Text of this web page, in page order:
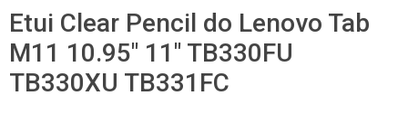
Etui Clear Pencil do Lenovo Tab
M11 10.95″ 11″ TB330FU
TB330XU TB331FC